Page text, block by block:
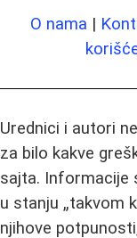
O nama |
Urednici i autori
za bilo kakve
sajta. Informacije
u stanju „takvom
njihove